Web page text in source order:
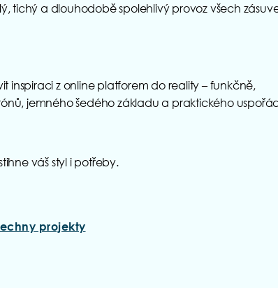
tichý a dlouhodobě spolehlivý provoz všech
inspiraci z online platforem do reality – funkčně,
jemného šedého základu a praktického
váš styl i potřeby.
projekty